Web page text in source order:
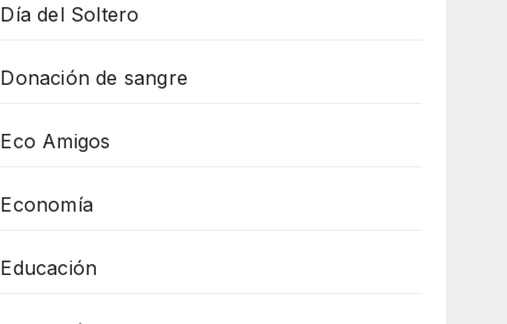
Día del Soltero
Donación de sangre
Eco Amigos
Economía
Educación